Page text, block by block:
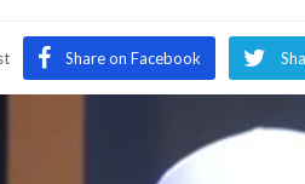
Share on Facebook